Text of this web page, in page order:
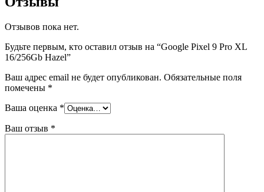
Отзывов пока нет.
Будьте первым, кто оставил отзыв на “Google Pixel 9 Pro XL
16/256Gb Hazel”
Ваш адрес email не будет опубликован. Обязательные поля
помечены *
Ваша оценка *
Ваш отзыв *